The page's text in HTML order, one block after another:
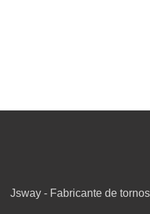
Jsway - Fabricante de